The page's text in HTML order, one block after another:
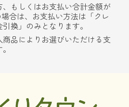
もしくはお支払い合計金額が
合は、お支払い方法は「クレ
換」のみとなります。
品によりお選びいただける支